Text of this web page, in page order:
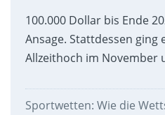
100.000 Dollar bis Ende
Ansage. Stattdessen ging
Allzeithoch im November
Sportwetten: Wie die